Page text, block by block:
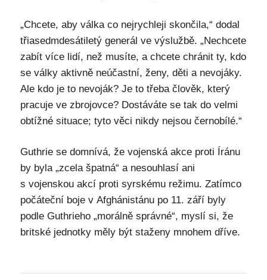
„Chcete, aby válka co nejrychleji skončila,“ dodal
třiasedmdesátiletý generál ve výslužbě. „Nechcete
zabít více lidí, než musíte, a chcete chránit ty, kdo
se války aktivně neúčastní, ženy, děti a nevojáky.
Ale kdo je to nevoják? Je to třeba člověk, který
pracuje ve zbrojovce? Dostáváte se tak do velmi
obtížné situace; tyto věci nikdy nejsou černobílé.“
Guthrie se domnívá, že vojenská akce proti Íránu
by byla „zcela špatná“ a nesouhlasí ani
s vojenskou akcí proti syrskému režimu. Zatímco
počáteční boje v Afghánistánu po 11. září byly
podle Guthrieho „morálně správné“, myslí si, že
britské jednotky měly být staženy mnohem dříve.